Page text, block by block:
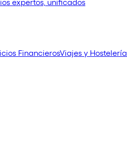
expertos, unificados
FinancierosViajes y Hostelería